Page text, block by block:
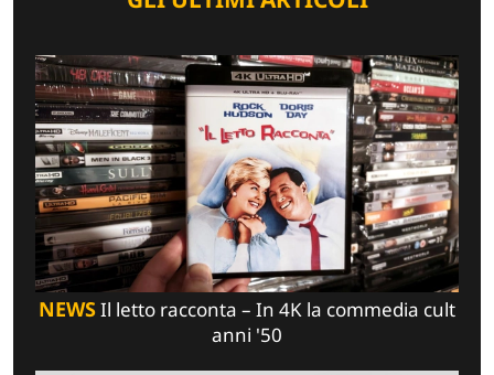
NEWSIl letto racconta – In 4K la commedia cult
anni '50